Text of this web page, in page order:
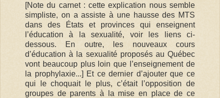
[Note du carnet : cette explication nous semble
simpliste, on a assiste à une hausse des MTS
dans des États et provinces qui enseignent
l’éducation à la sexualité, voir les liens ci-
dessous. En outre, les nouveaux cours
d’éducation à la sexualité proposés au Québec
vont beaucoup plus loin que l’enseignement de
la prophylaxie...] Et ce dernier d’ajouter que ce
qui le choquait le plus, c’était l’opposition de
groupes de parents à la mise en place de ce